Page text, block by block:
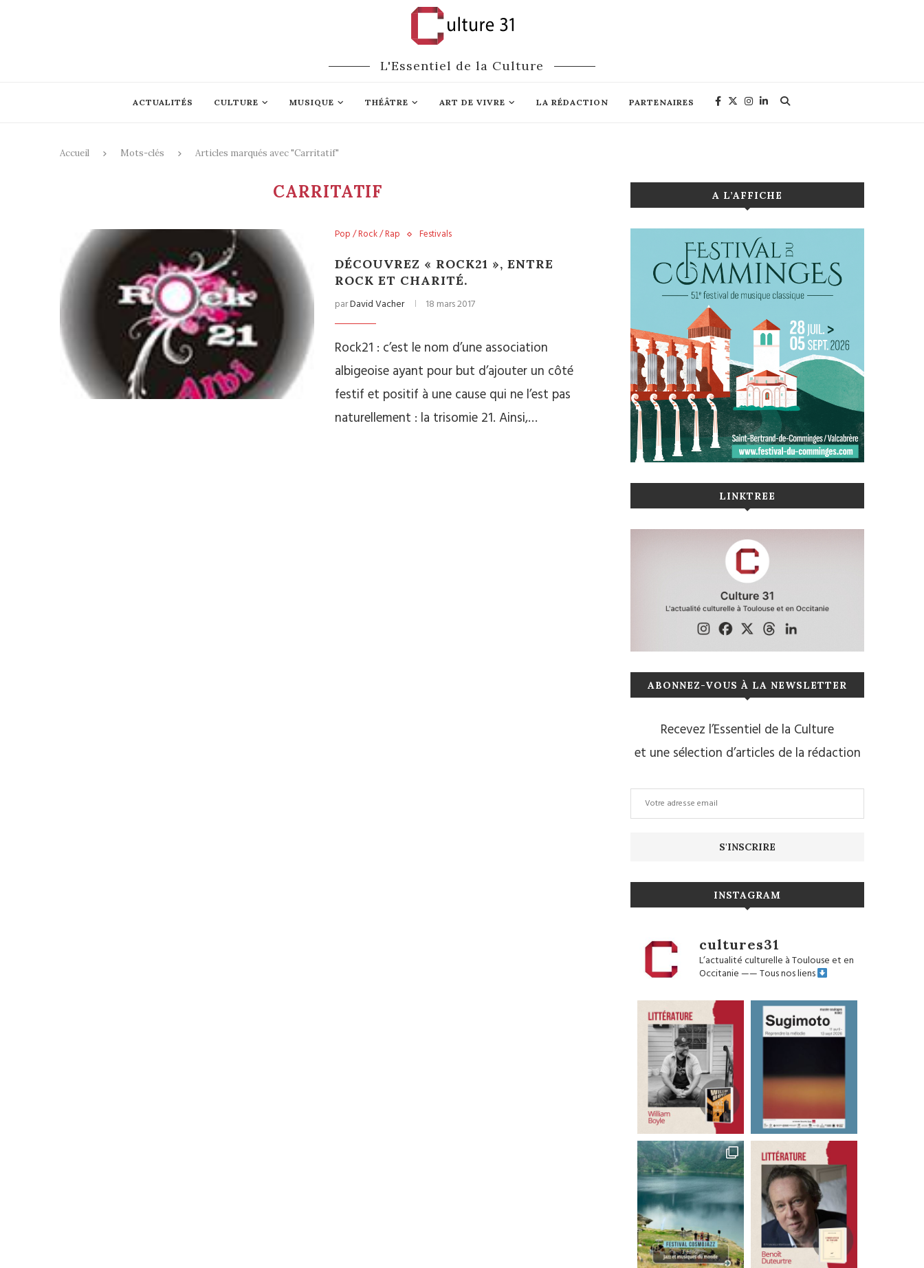
L'Essentiel de la Culture
ACTUALITÉS CULTURE MUSIQUE THÉÂTRE ART DE VIVRE LA RÉDACTION PARTENAIRES
Accueil Mots-clés Articles marqués avec "Carritatif"
CARRITATIF
Pop / Rock / Rap Festivals
DÉCOUVREZ « ROCK21 », ENTRE
ROCK ET CHARITÉ.
parDavid Vacher 18 mars 2017
Rock21 : c’est le nom d’une association
albigeoise ayant pour but d’ajouter un côté
festif et positif à une cause qui ne l’est pas
naturellement : la trisomie 21. Ainsi,…
A L’AFFICHE
LINKTREE
ABONNEZ-VOUS À LA NEWSLETTER
Recevez l’Essentiel de la Culture
et une sélection d’articles de la rédaction
INSTAGRAM
cultures31
L’actualité culturelle à Toulouse et en
Occitanie——Tous nos liens